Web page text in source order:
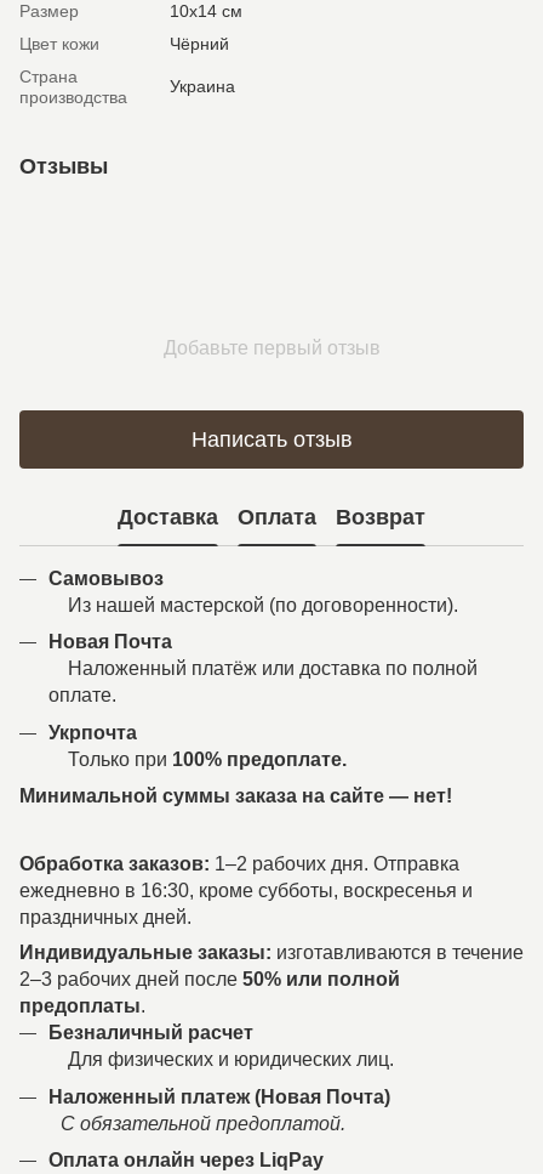
Размер
10х14 см
Цвет кожи
Чёрний
Страна
производства
Украина
Отзывы
Добавьте первый отзыв
Написать отзыв
Доставка Оплата Возврат
Самовывоз
Из нашей мастерской (по договоренности).
Новая Почта
Наложенный платёж или доставка по полной
оплате.
Укрпочта
Только при 100% предоплате.
Минимальной суммы заказа на сайте — нет!
Обработка заказов: 1–2 рабочих дня. Отправка
ежедневно в 16:30, кроме субботы, воскресенья и
праздничных дней.
Индивидуальные заказы: изготавливаются в течение
2–3 рабочих дней после 50% или полной
предоплаты.
Безналичный расчет
Для физических и юридических лиц.
Наложенный платеж (Новая Почта)
С обязательной предоплатой.
Оплата онлайн через LiqPay